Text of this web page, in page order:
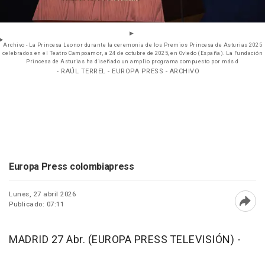
Archivo - La Princesa Leonor durante la ceremonia de los Premios Princesa de Asturias 2025
celebrados en el Teatro Campoamor, a 24 de octubre de 2025, en Oviedo (España). La Fundación
Princesa de Asturias ha diseñado un amplio programa compuesto por más d
- RAÚL TERREL - EUROPA PRESS - ARCHIVO
Europa Press colombiapress
Lunes, 27 abril 2026
Publicado: 07:11
MADRID 27 Abr. (EUROPA PRESS TELEVISIÓN) -